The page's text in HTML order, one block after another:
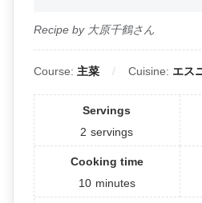
Recipe by 大原千鶴さん
Course: 主菜 Cuisine: エス
Servings
2 servings
Cooking time
10 minutes